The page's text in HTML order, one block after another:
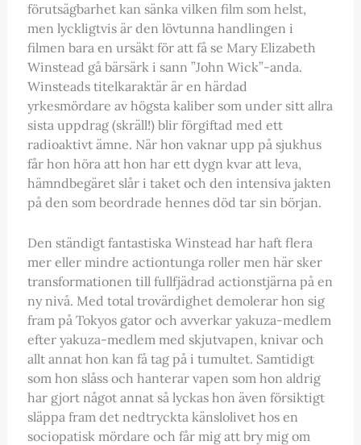
förutsägbarhet kan sänka vilken film som helst,
men lyckligtvis är den lövtunna handlingen i
filmen bara en ursäkt för att få se Mary Elizabeth
Winstead gå bärsärk i sann ”John Wick”-anda.
Winsteads titelkaraktär är en härdad
yrkesmördare av högsta kaliber som under sitt allra
sista uppdrag (skräll!) blir förgiftad med ett
radioaktivt ämne. När hon vaknar upp på sjukhus
får hon höra att hon har ett dygn kvar att leva,
hämndbegäret slår i taket och den intensiva jakten
på den som beordrade hennes död tar sin början.
Den ständigt fantastiska Winstead har haft flera
mer eller mindre actiontunga roller men här sker
transformationen till fullfjädrad actionstjärna på en
ny nivå. Med total trovärdighet demolerar hon sig
fram på Tokyos gator och avverkar yakuza-medlem
efter yakuza-medlem med skjutvapen, knivar och
allt annat hon kan få tag på i tumultet. Samtidigt
som hon slåss och hanterar vapen som hon aldrig
har gjort något annat så lyckas hon även försiktigt
släppa fram det nedtryckta känslolivet hos en
sociopatisk mördare och får mig att bry mig om